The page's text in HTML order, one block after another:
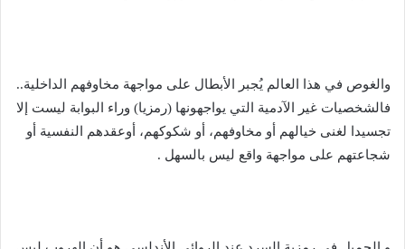
والغوص في هذا العالم يُجبر الأبطال على مواجهة مخاوفهم الداخلية..
فالشخصيات غير الآدمية التي يواجهونها (رمزيا) وراء البوابة ليست إلا
تجسيدا لغنى خيالهم أو مخاوفهم، أو شكوكهم، أوعقدهم النفسية أو
شجاعتهم على مواجهة واقع ليس بالسهل .